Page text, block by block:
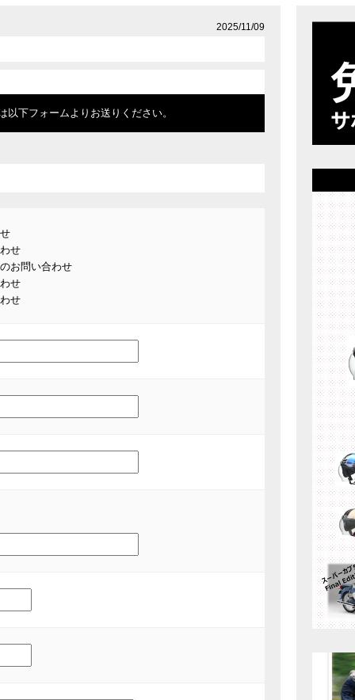
2025/11/09
下フォームよりお送りください。
せ
お問い合わせ
せ
せ